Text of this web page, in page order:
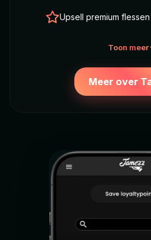
Upsell premium
Toon meer
Meer over